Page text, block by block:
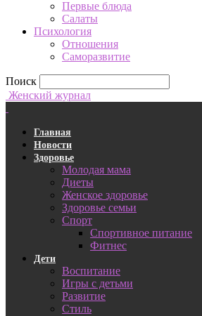
Первые блюда
Салаты
Психология
Отношения
Саморазвитие
Поиск
Женский журнал
Главная
Новости
Здоровье
Молодая мама
Диеты
Женское здоровье
Здоровье семьи
Спорт
Спортивное питание
Фитнес
Дети
Воспитание
Игры с детьми
Развитие
Стиль